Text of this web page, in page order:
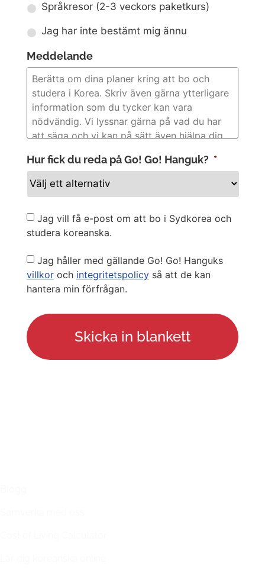
Språkresor (2-3 veckors paketkurs)
Jag har inte bestämt mig ännu
Meddelande
Hur fick du reda på Go! Go! Hanguk? *
Newsletter
Jag vill få e-post om att bo i Sydkorea och
studera koreanska.
Privacy
Policy
Jag håller med gällande Go! Go! Hanguks
villkoroch integritetspolicyså att de kan
hantera min förfrågan.